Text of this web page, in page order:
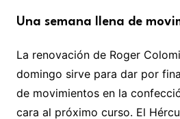
Una semana llena de
La renovación de Roger
domingo sirve para dar por
de movimientos en la
cara al próximo curso. El